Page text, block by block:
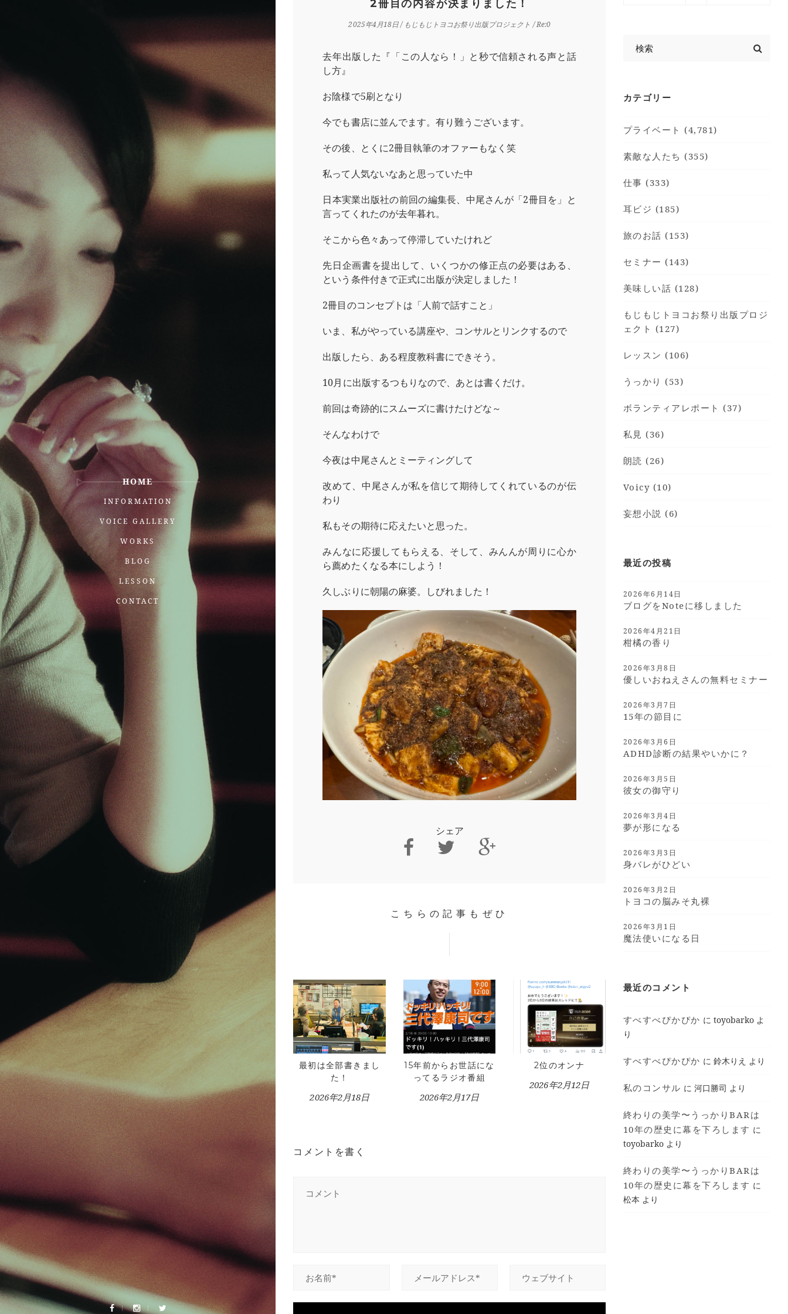
HOME
INFORMATION
VOICE GALLERY
WORKS
BLOG
LESSON
CONTACT
2冊目の内容が決まりました！
2025年4月18日/ もじもじトヨコお祭り出版プロジェクト / Re:0
去年出版した『「この人なら！」と秒で信頼される声と話
し方』
お陰様で5刷となり
今でも書店に並んでます。有り難うございます。
その後、とくに2冊目執筆のオファーもなく笑
私って人気ないなあと思っていた中
日本実業出版社の前回の編集長、中尾さんが「2冊目を」と
言ってくれたのが去年暮れ。
そこから色々あって停滞していたけれど
先日企画書を提出して、いくつかの修正点の必要はある、
という条件付きで正式に出版が決定しました！
2冊目のコンセプトは「人前で話すこと」
いま、私がやっている講座や、コンサルとリンクするので
出版したら、ある程度教科書にできそう。
10月に出版するつもりなので、あとは書くだけ。
前回は奇跡的にスムーズに書けたけどな～
そんなわけで
今夜は中尾さんとミーティングして
改めて、中尾さんが私を信じて期待してくれているのが伝
わり
私もその期待に応えたいと思った。
みんなに応援してもらえる、そして、みんんが周りに心か
ら薦めたくなる本にしよう！
久しぶりに朝陽の麻婆。しびれました！
シェア
こちらの記事もぜひ
最初は全部書きまし
た！
2026年2月18日
15年前からお世話にな
ってるラジオ番組
2026年2月17日
2位のオンナ
2026年2月12日
コメントを書く
カテゴリー
プライベート (4,781)
素敵な人たち (355)
仕事 (333)
耳ビジ (185)
旅のお話 (153)
セミナー (143)
美味しい話 (128)
もじもじトヨコお祭り出版プロジ
ェクト (127)
レッスン (106)
うっかり (53)
ボランティアレポート (37)
私見 (36)
朗読 (26)
Voicy (10)
妄想小説 (6)
最近の投稿
2026年6月14日
ブログをnoteに移しました
2026年4月21日
柑橘の香り
2026年3月8日
優しいおねえさんの無料セミナー
2026年3月7日
15年の節目に
2026年3月6日
ADHD診断の結果やいかに？
2026年3月5日
彼女の御守り
2026年3月4日
夢が形になる
2026年3月3日
身バレがひどい
2026年3月2日
トヨコの脳みそ丸裸
2026年3月1日
魔法使いになる日
最近のコメント
すべすべぴかぴか に toyobarko よ
り
すべすべぴかぴか に 鈴木りえ より
私のコンサル に 河口勝司 より
終わりの美学〜うっかりBARは
10年の歴史に幕を下ろします に
toyobarko より
終わりの美学〜うっかりBARは
10年の歴史に幕を下ろします に
松本 より